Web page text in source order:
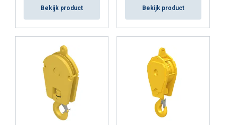
Bekijk product Bekijk product